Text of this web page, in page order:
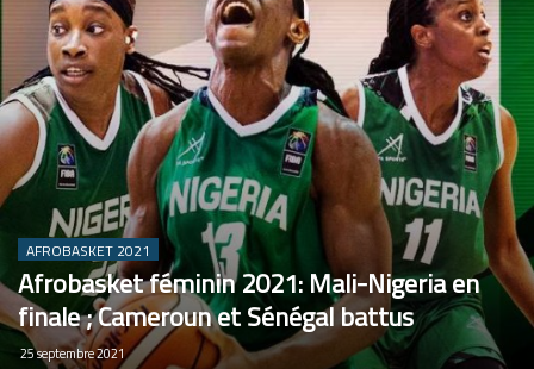
AFROBASKET 2021
Afrobasket féminin 2021: Mali-Nigeria en
finale ; Cameroun et Sénégal battus
25 septembre 2021